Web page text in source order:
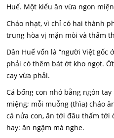
Huế. Một kiểu ăn vừa ngon
Cháo nhạt, vì chỉ có hai thành
trung hòa vị mặn mòi và thấm
Dân Huế vốn là “người Việt gốc
phải có thêm bát ớt kho ngọt.
cay vừa phải.
Cá bống con nhỏ bằng ngón
miệng; mỗi muỗng (thìa) cháo
cá nửa con, ăn tới đâu thấm tới
hay: ăn ngậm mà nghe.